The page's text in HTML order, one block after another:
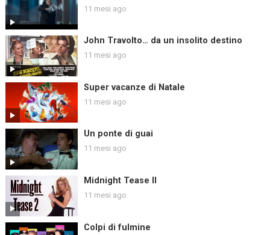
11 mesi ago
John Travolto… da un insolito destino
11 mesi ago
Super vacanze di Natale
11 mesi ago
Un ponte di guai
11 mesi ago
Midnight Tease II
11 mesi ago
Colpi di fulmine